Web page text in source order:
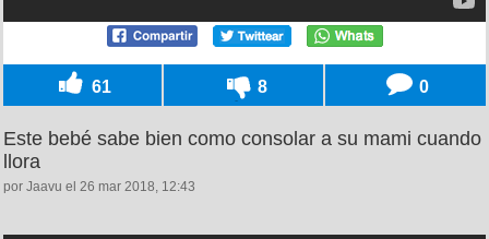
61 8 0
Este bebé sabe bien como consolar a su mami cuando
llora
por Jaavu el 26 mar 2018, 12:43